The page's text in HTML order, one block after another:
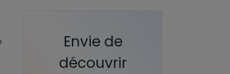
Envie de
découvrir